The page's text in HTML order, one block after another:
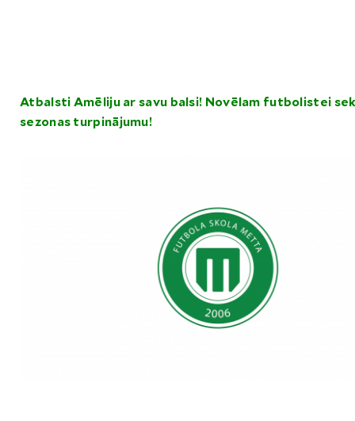
Atbalsti Amēliju ar savu balsi! Novēlam futbolistei
sezonas turpinājumu!